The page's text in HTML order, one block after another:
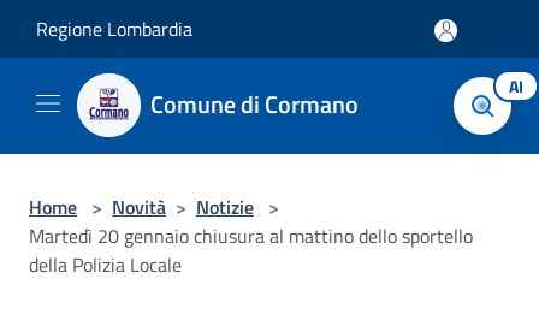
Regione Lombardia
Comune di Cormano AI
Home > Novità > Notizie >
Martedì 20 gennaio chiusura al mattino dello sportello
della Polizia Locale